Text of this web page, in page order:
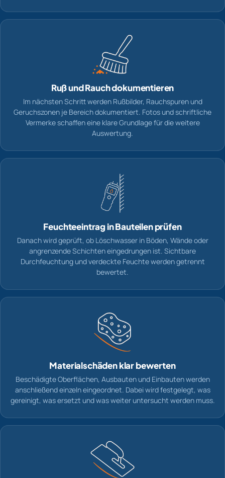
Ruß und Rauch dokumentieren
Im nächsten Schritt werden Rußbilder, Rauchspuren und
Geruchszonen je Bereich dokumentiert. Fotos und schriftliche
Vermerke schaffen eine klare Grundlage für die weitere
Auswertung.
Feuchteeintrag in Bauteilen prüfen
Danach wird geprüft, ob Löschwasser in Böden, Wände oder
angrenzende Schichten eingedrungen ist. Sichtbare
Durchfeuchtung und verdeckte Feuchte werden getrennt
bewertet.
Materialschäden klar bewerten
Beschädigte Oberflächen, Ausbauten und Einbauten werden
anschließend einzeln eingeordnet. Dabei wird festgelegt, was
gereinigt, was ersetzt und was weiter untersucht werden muss.